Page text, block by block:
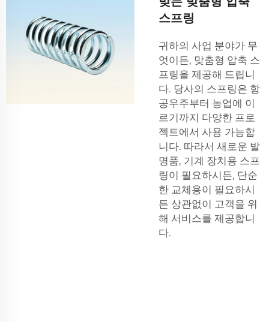
스프링
귀하의 사업 분야가 무
엇이든, 맞춤형 압축 스
프링을 제공해 드립니
다. 당사의 스프링은 항
공우주부터 농업에 이
르기까지 다양한 프로
젝트에서 사용 가능합
니다. 따라서 새로운 발
명품, 기계 장치용 스프
링이 필요하시든, 단순
한 교체용이 필요하시
든 상관없이 고객을 위
해 서비스를 제공합니
다.